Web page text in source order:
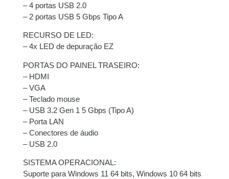
– 4 portas USB 2.0
– 2 portas USB 5 Gbps Tipo A
RECURSO DE LED:
– 4x LED de depuração EZ
PORTAS DO PAINEL TRASEIRO:
– HDMI
– VGA
– Teclado mouse
– USB 3.2 Gen 1 5 Gbps (Tipo A)
– Porta LAN
– Conectores de áudio
– USB 2.0
SISTEMA OPERACIONAL:
Suporte para Windows 11 64 bits, Windows 10 64 bits